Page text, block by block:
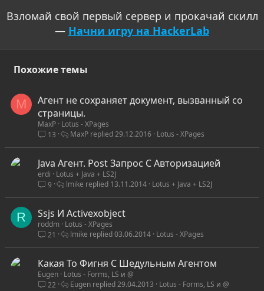
Взломай свой первый сервер и прокачай скилл
— Начни игру на HackerLab
Похожие темы
M
Агент не сохраняет документ, вызванный со
страницы.
MaxP Lotus - XPages
13
Lotus - XPages
29.12.2016
MaxP
Java Агент. Post Запрос С Авторизацией
erdi
Lotus + Java + LS2J
9
Lotus + Java + LS2J
13.11.2014
lmike
R Ssjs И Activexobject
roddm
Lotus - XPages
21
Lotus - XPages
03.06.2014
lmike
Какая То Фигня С Шедульным Агентом
Eugen Lotus - Forms, LS и @
22
Lotus - Forms, LS и @
29.04.2013
Eugen